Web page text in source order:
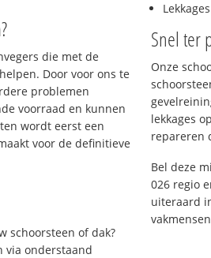
die met de
Door voor ons te
problemen
voorraad en kunnen
wordt eerst een
voor de definitieve
schoorsteen of dak?
via onderstaand
Snel ter
Onze
lekkages
repareren
Bel deze
026 regio
uiteraard